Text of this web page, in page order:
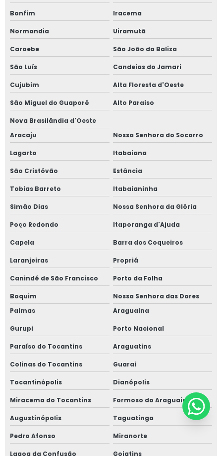
Bonfim Iracema
Normandia Uiramutã
Caroebe São João da Baliza
São Luís Candeias do Jamari
Cujubim Alta Floresta d'Oeste
São Miguel do Guaporé Alto Paraíso
Nova Brasilândia d'Oeste
Aracaju
Nossa Senhora do Socorro
Lagarto Itabaiana
São Cristóvão Estância
Tobias Barreto Itabaianinha
Simão Dias Nossa Senhora da Glória
Poço Redondo Itaporanga d'Ajuda
Capela Barra dos Coqueiros
Laranjeiras Propriá
Canindé de São Francisco Porto da Folha
Boquim
Nossa Senhora das Dores
Palmas
Araguaína
Gurupi Porto Nacional
Paraíso do Tocantins Araguatins
Colinas do Tocantins Guaraí
Tocantinópolis Dianópolis
Miracema do Tocantins Formoso do Araguaia
Augustinópolis Taguatinga
Pedro Afonso Miranorte
Lagoa da Confusão Goiatins